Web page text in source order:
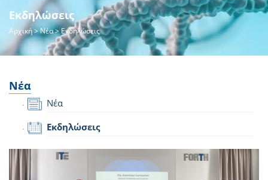
Εκδηλώσεις
Αρχική>Νέα> Εκδηλώσεις
Νέα
Νέα
Εκδηλώσεις